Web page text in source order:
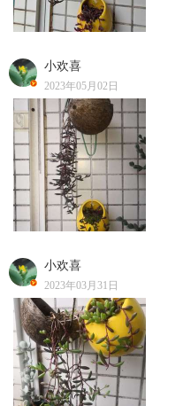
小欢喜
2023年05月02日
小欢喜
2023年03月31日